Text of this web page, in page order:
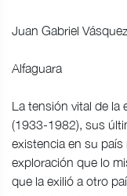
Juan Gabriel Vásquez
Alfaguara
La tensión vital de la
(1933-1982), sus
existencia en su
exploración que lo
que la exilió a otro